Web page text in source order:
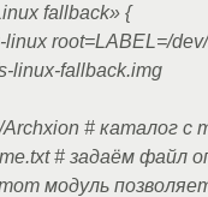
fallback» {
root=LABEL=/
linux-fallback.img
Archxion # каталог с
# задаём файл
модуль